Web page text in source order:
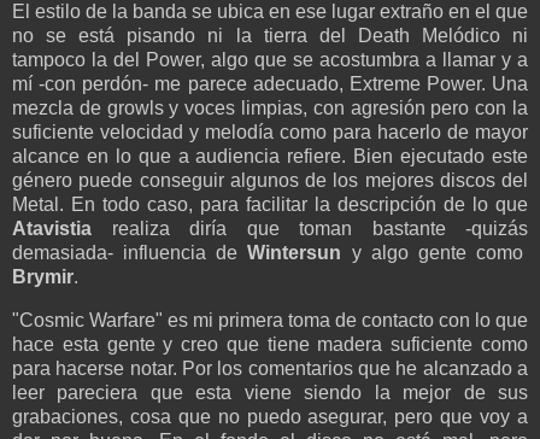
El estilo de la banda se ubica en ese lugar extraño en el que
no se está pisando ni la tierra del Death Melódico ni
tampoco la del Power, algo que se acostumbra a llamar y a
mí -con perdón- me parece adecuado, Extreme Power. Una
mezcla de growls y voces limpias, con agresión pero con la
suficiente velocidad y melodía como para hacerlo de mayor
alcance en lo que a audiencia refiere. Bien ejecutado este
género puede conseguir algunos de los mejores discos del
Metal. En todo caso, para facilitar la descripción de lo que
Atavistia realiza diría que toman bastante -quizás
demasiada- influencia deWintersun y algo gente como
Brymir.
"Cosmic Warfare" es mi primera toma de contacto con lo que
hace esta gente y creo que tiene madera suficiente como
para hacerse notar. Por los comentarios que he alcanzado a
leer pareciera que esta viene siendo la mejor de sus
grabaciones, cosa que no puedo asegurar, pero que voy a